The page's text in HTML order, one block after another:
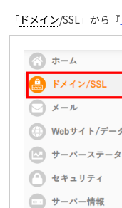
「 ドメイン/SSL」から『